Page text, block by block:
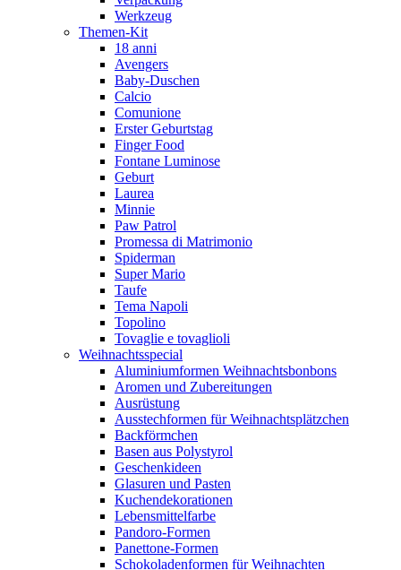
Werkzeug
Themen-Kit
18 anni
Avengers
Baby-Duschen
Calcio
Comunione
Erster Geburtstag
Finger Food
Fontane Luminose
Geburt
Laurea
Minnie
Paw Patrol
Promessa di Matrimonio
Spiderman
Super Mario
Taufe
Tema Napoli
Topolino
Tovaglie e tovaglioli
Weihnachtsspecial
Aluminiumformen Weihnachtsbonbons
Aromen und Zubereitungen
Ausrüstung
Ausstechformen für Weihnachtsplätzchen
Backförmchen
Basen aus Polystyrol
Geschenkideen
Glasuren und Pasten
Kuchendekorationen
Lebensmittelfarbe
Pandoro-Formen
Panettone-Formen
Schokoladenformen für Weihnachten